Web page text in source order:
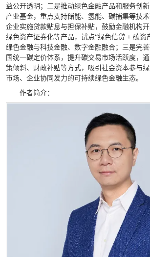
益公开透明；二是推动绿色金融产品和服务创
产业基金，重点支持储能、氢能、碳捕集等技
企业实施贷款贴息与担保补贴，鼓励金融机构开
绿色资产证券化等产品，试点“绿色信贷 + 碳资
绿色金融与科技金融、数字金融融合；三是完
国统一碳定价体系，提升碳交易市场活跃度，
策倾斜、财政补贴等方式，吸引社会资本参与绿
市场、企业协同发力的可持续绿色金融生态。
作者简介：